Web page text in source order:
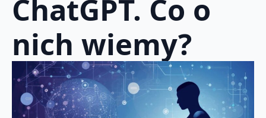
ChatGPT. Co o
nich wiemy?